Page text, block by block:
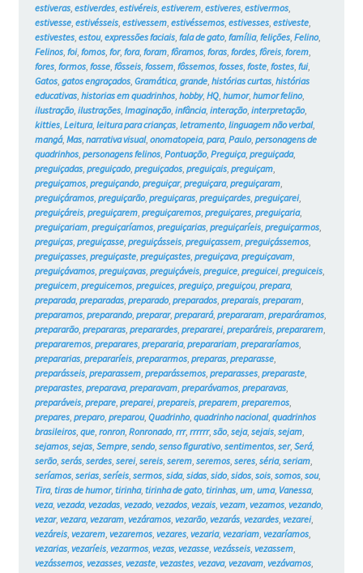
estiveras, estiverdes, estivéreis, estiverem, estiveres, estivermos,
estivesse, estivésseis, estivessem, estivéssemos, estivesses, estiveste,
estivestes, estou, expressões faciais, fala de gato, família, felições, Felino,
Felinos, foi, fomos, for, fora, foram, fôramos, foras, fordes, fôreis, forem,
fores, formos, fosse, fôsseis, fossem, fôssemos, fosses, foste, fostes, fui,
Gatos, gatos engraçados, Gramática, grande, histórias curtas, histórias
educativas, historias em quadrinhos, hobby, HQ, humor, humor felino,
ilustração, ilustrações, Imaginação, infância, interação, interpretação,
kitties, Leitura, leitura para crianças, letramento, linguagem não verbal,
mangá, Mas, narrativa visual, onomatopeia, para, Paulo, personagens de
quadrinhos, personagens felinos, Pontuação, Preguiça, preguiçada,
preguiçadas, preguiçado, preguiçados, preguiçais, preguiçam,
preguiçamos, preguiçando, preguiçar, preguiçara, preguiçaram,
preguiçáramos, preguiçarão, preguiçaras, preguiçardes, preguiçarei,
preguiçáreis, preguiçarem, preguiçaremos, preguiçares, preguiçaria,
preguiçariam, preguiçaríamos, preguiçarias, preguiçaríeis, preguiçarmos,
preguiças, preguiçasse, preguiçásseis, preguiçassem, preguiçássemos,
preguiçasses, preguiçaste, preguiçastes, preguiçava, preguiçavam,
preguiçávamos, preguiçavas, preguiçáveis, preguice, preguicei, preguiceis,
preguicem, preguicemos, preguices, preguiço, preguiçou, prepara,
preparada, preparadas, preparado, preparados, preparais, preparam,
preparamos, preparando, preparar, preparará, prepararam, preparáramos,
prepararão, prepararas, preparardes, prepararei, preparáreis, prepararem,
prepararemos, preparares, prepararia, preparariam, prepararíamos,
prepararias, prepararíeis, prepararmos, preparas, preparasse,
preparásseis, preparassem, preparássemos, preparasses, preparaste,
preparastes, preparava, preparavam, preparávamos, preparavas,
preparáveis, prepare, preparei, prepareis, preparem, preparemos,
prepares, preparo, preparou, Quadrinho, quadrinho nacional, quadrinhos
brasileiros, que, ronron, Ronronado, rrr, rrrrrr, são, seja, sejais, sejam,
sejamos, sejas, Sempre, sendo, senso figurativo, sentimentos, ser, Será,
serão, serás, serdes, serei, sereis, serem, seremos, seres, séria, seriam,
seríamos, serias, seríeis, sermos, sida, sidas, sido, sidos, sois, somos, sou,
Tira, tiras de humor, tirinha, tirinha de gato, tirinhas, um, uma, Vanessa,
veza, vezada, vezadas, vezado, vezados, vezais, vezam, vezamos, vezando,
vezar, vezara, vezaram, vezáramos, vezarão, vezarás, vezardes, vezarei,
vezáreis, vezarem, vezaremos, vezares, vezaria, vezariam, vezaríamos,
vezarias, vezaríeis, vezarmos, vezas, vezasse, vezásseis, vezassem,
vezássemos, vezasses, vezaste, vezastes, vezava, vezavam, vezávamos,